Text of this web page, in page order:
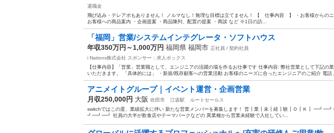
退職金
飛び込み・テレアポもありません！ ノルマなし！無理な目標は立てません！ 【 仕事内容 】 ・お客様からのニ
お客様への商品案内 ・企画提案 ・商品陳列、配置の提案 ・商談 など ※1日の訪...
「福岡」営業/システムインテグレータ・ソフトハウス
年収350万円～1,000万円 福岡県 福岡市 正社員 / 契約社員
i Nations株式会社 スポンサー：求人ボックス
【仕事内容】「営業」営業職として、エンジニアの活躍の場を作るお仕事です 仕事内容: 弊社営業として下記の
いただきます。 「具体的には」 ・新規/既存顧客への営業活動 お客様のニーズに合ったエンジニアのご紹介 電話
アニメイトグループ｜イベント運営・企画営業
月収250,000円 大阪 吹田市 江坂駅
ルートセールス
switchではこの度、業績拡大に伴い 新たな営業メンバーを募集します！ 営┃業┃未┃経┃験┃Ｏ┃Ｋ┃
┛━┛━┛ 社員の大半が飲食店やテーマパークなどの 異業種から営業未経験で入社してい...